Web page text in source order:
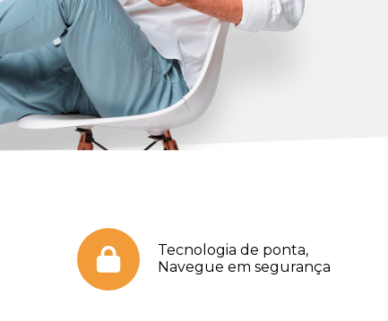
Tecnologia de ponta,
Navegue em segurança